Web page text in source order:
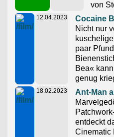
von
12.04.2023
Cocaine
Nicht nur
paar
Bea«
genug
18.02.2023
Ant-Man
entdeckt
Cinematic